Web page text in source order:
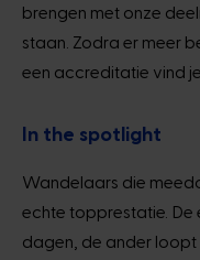
brengen met onze
staan. Zodra er meer
een accreditatie vind
In the spotlight
Wandelaars die
echte topprestatie. De
dagen, de ander